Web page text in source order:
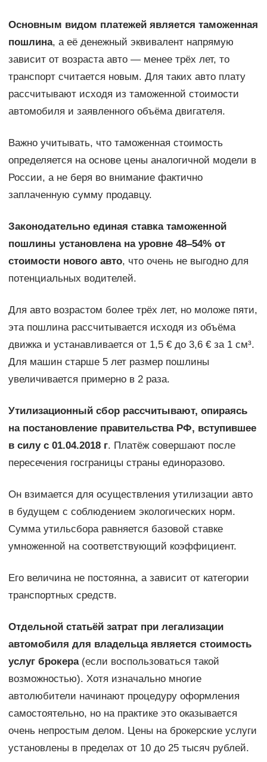
Основным видом платежей является таможенная
пошлина, а её денежный эквивалент напрямую
зависит от возраста авто — менее трёх лет, то
транспорт считается новым. Для таких авто плату
рассчитывают исходя из таможенной стоимости
автомобиля и заявленного объёма двигателя.
Важно учитывать, что таможенная стоимость
определяется на основе цены аналогичной модели в
России, а не беря во внимание фактично
заплаченную сумму продавцу.
Законодательно единая ставка таможенной
пошлины установлена на уровне 48‒54% от
стоимости нового авто, что очень не выгодно для
потенциальных водителей.
Для авто возрастом более трёх лет, но моложе пяти,
эта пошлина рассчитывается исходя из объёма
движка и устанавливается от 1,5 € до 3,6 € за 1 см³.
Для машин старше 5 лет размер пошлины
увеличивается примерно в 2 раза.
Утилизационный сбор рассчитывают, опираясь
на постановление правительства РФ, вступившее
в силу с 01.04.2018 г. Платёж совершают после
пересечения госграницы страны единоразово.
Он взимается для осуществления утилизации авто
в будущем с соблюдением экологических норм.
Сумма утильсбора равняется базовой ставке
умноженной на соответствующий коэффициент.
Его величина не постоянна, а зависит от категории
транспортных средств.
Отдельной статьёй затрат при легализации
автомобиля для владельца является стоимость
услуг брокера(если воспользоваться такой
возможностью). Хотя изначально многие
автолюбители начинают процедуру оформления
самостоятельно, но на практике это оказывается
очень непростым делом. Цены на брокерские услуги
установлены в пределах от 10 до 25 тысяч рублей.